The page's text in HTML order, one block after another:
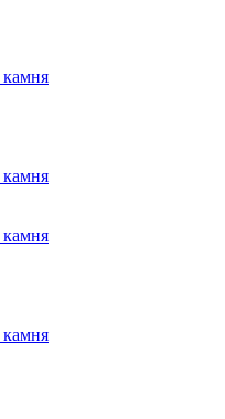
камня
камня
камня
камня